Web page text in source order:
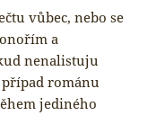
vůbec, nebo se
a
nenalistuju
románu
jediného